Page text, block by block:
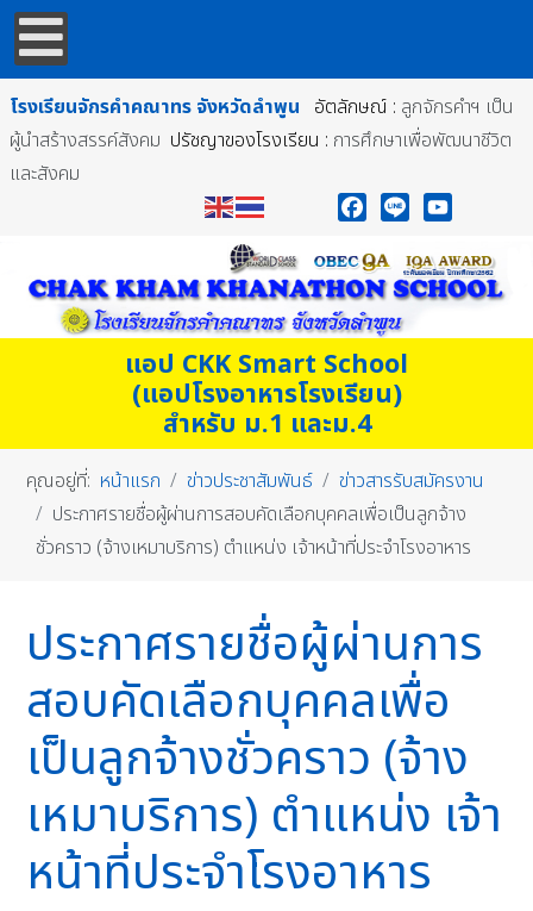
โรงเรียนจักรคำคณาทร จังหวัดลำพูน อัตลักษณ์ : ลูกจักรคำฯ เป็น
ผู้นำสร้างสรรค์สังคม ปรัชญาของโรงเรียน : การศึกษาเพื่อพัฒนาชีวิต
และสังคม
แอป CKK Smart School
(แอปโรงอาหารโรงเรียน)
สำหรับ ม.1 และม.4
คุณอยู่ที่: หน้าแรก ข่าวประชาสัมพันธ์
ข่าวสารรับสมัครงาน
ประกาศรายชื่อผู้ผ่านการสอบคัดเลือกบุคคลเพื่อเป็นลูกจ้าง
ชั่วคราว (จ้างเหมาบริการ) ตำแหน่ง เจ้าหน้าที่ประจำโรงอาหาร
ประกาศรายชื่อผู้ผ่านการ
สอบคัดเลือกบุคคลเพื่อ
เป็นลูกจ้างชั่วคราว (จ้าง
เหมาบริการ) ตำแหน่ง เจ้า
หน้าที่ประจำโรงอาหาร